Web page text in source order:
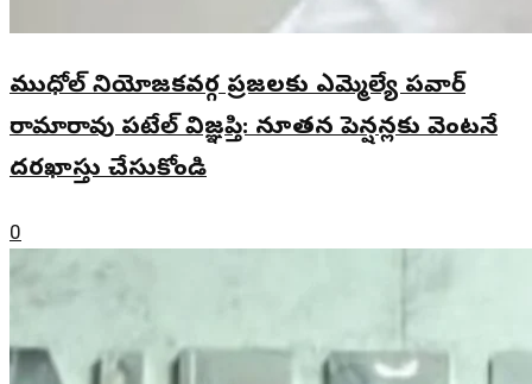
ముధోల్ నియోజకవర్గ ప్రజలకు ఎమ్మెల్యే పవార్
రామారావు పటేల్ విజ్ఞప్తి: నూతన పెన్షన్లకు వెంటనే
దరఖాస్తు చేసుకోండి
0